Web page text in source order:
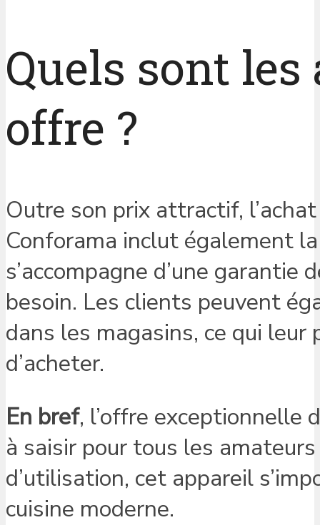
Quels sont
offre ?
Outre son prix attractif,
Conforama inclut également
s’accompagne d’une
besoin. Les clients peuvent
dans les magasins, ce qui
d’acheter.
En bref, l’offre exceptionnelle
à saisir pour tous les
d’utilisation, cet appareil
cuisine moderne.